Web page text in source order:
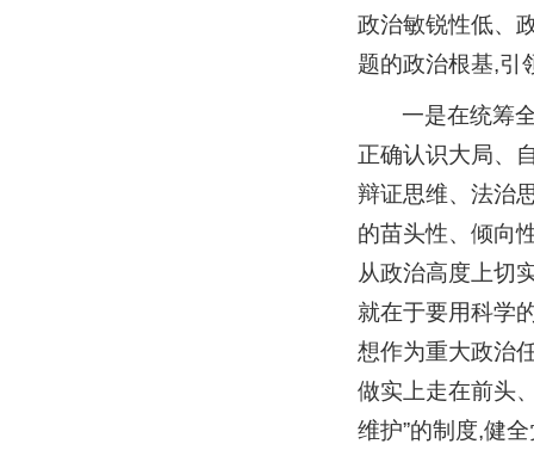
政治敏锐性低、
题的政治根基,引
一是在统筹
正确认识大局、
辩证思维、法治
的苗头性、倾向
从政治高度上切
就在于要用科学
想作为重大政治
做实上走在前头
维护”的制度,健